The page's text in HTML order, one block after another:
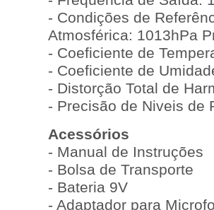
- Condições de
Atmosférica: 1013hPa
- Coeficiente de
- Coeficiente de
- Distorção Total de
- Precisão de Niveis de
Acessórios
- Manual de Instruções
- Bolsa de Transporte
- Bateria 9V
- Adaptador para